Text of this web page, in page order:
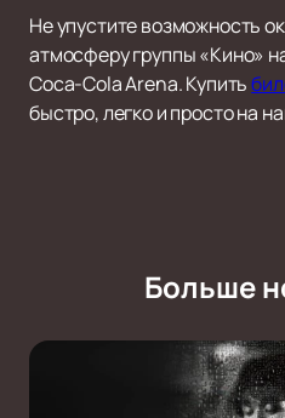
Не упустите возможность
атмосферу группы «Кино»
Coca-Cola Arena. Купить
быстро, легко и просто на
Больше